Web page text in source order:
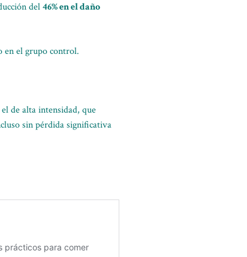
del46% en el daño
en el grupo control.
de alta intensidad, que
sin pérdida significativa